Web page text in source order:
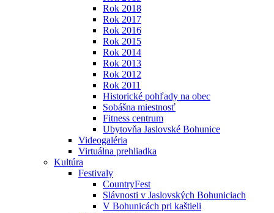
Rok 2018
Rok 2017
Rok 2016
Rok 2015
Rok 2014
Rok 2013
Rok 2012
Rok 2011
Historické pohľady na obec
Sobášna miestnosť
Fitness centrum
Ubytovňa Jaslovské Bohunice
Videogaléria
Virtuálna prehliadka
Kultúra
Festivaly
CountryFest
Slávnosti v Jaslovských Bohuniciach
V Bohunicách pri kaštieli